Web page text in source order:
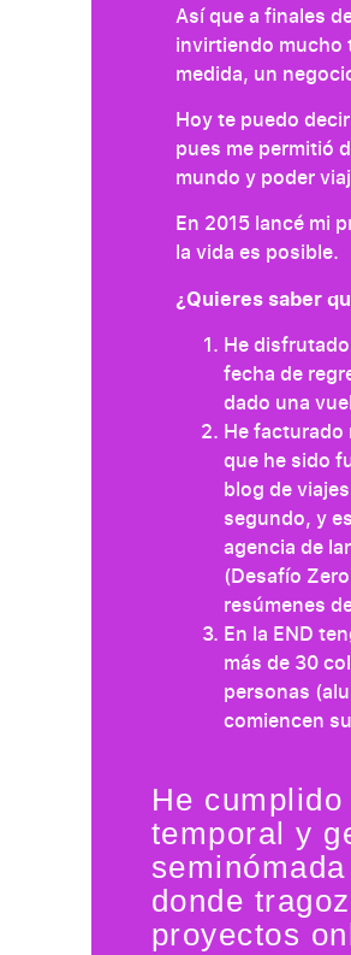
Así que a finales
invirtiendo mucho
medida, un
Hoy te puedo
pues me permitió
mundo y poder
En 2015 lancé mi
la vida es posible.
¿Quieres saber
He
fecha de
dado una
He facturado
que he sido
blog de
segundo, y
agencia de
(Desafío
resúmenes
En la END
más de 30
personas
comiencen
He
temporal y
donde
proyectos